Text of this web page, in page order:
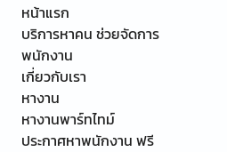
หน้าแรก
บริการหาคน ช่วยจัดการ
พนักงาน
เกี่ยวกับเรา
หางาน
หางานพาร์ทไทม์
ประกาศหาพนักงาน ฟรี